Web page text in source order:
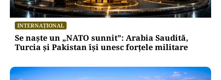
INTERNAȚIONAL
Se naște un „NATO sunnit”: Arabia Saudită,
Turcia și Pakistan își unesc forțele militare